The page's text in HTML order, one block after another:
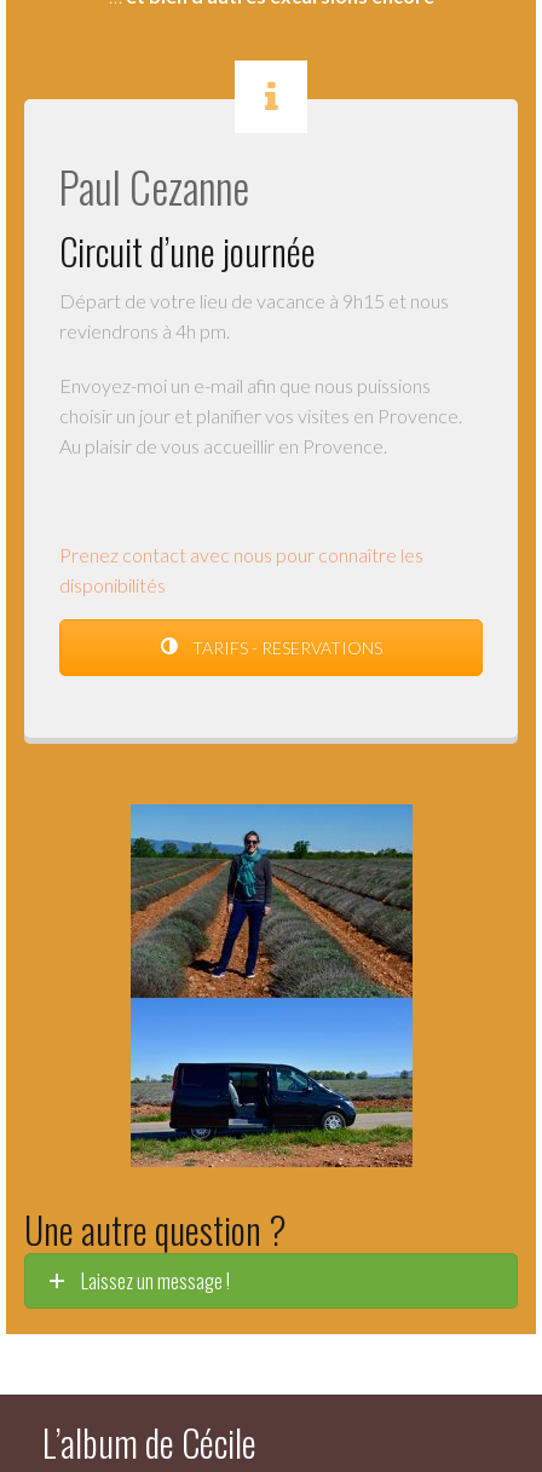
Paul Cezanne
Circuit d’une journée
Départ de votre lieu de vacance à 9h15 et nous
reviendrons à 4h pm.
Envoyez-moi un e-mail afin que nous puissions
choisir un jour et planifier vos visites en Provence.
Au plaisir de vous accueillir en Provence.
Prenez contact avec nous pour connaître les
disponibilités
TARIFS - RESERVATIONS
Une autre question ?
Laissez un message !
L’album de Cécile